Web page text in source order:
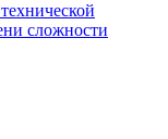
сложности